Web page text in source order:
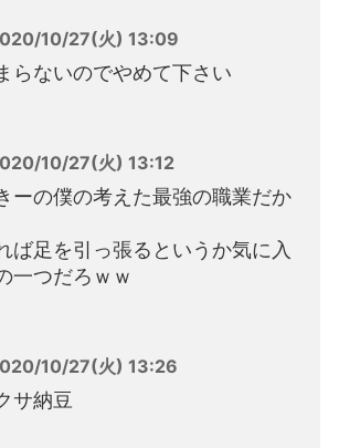
10/27(火) 13:09
らないのでやめて下さい
10/27(火) 13:12
ーの僕の考えた最強の職業だか
ば足を引っ張るというか気に入
一つだろｗｗ
10/27(火) 13:26
サ納豆